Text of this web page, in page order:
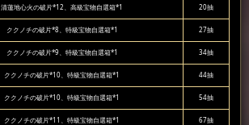
清蓮地心火の破片*12、高級宝物自選箱*1 20抽
ククノチの破片*8、特級宝物自選箱*1 27抽
ククノチの破片*9、特級宝物自選箱*1 34抽
ククノチの破片*10、特級宝物自選箱*1 44抽
ククノチの破片*10、特級宝物自選箱*1 54抽
ククノチの破片*11、特級宝物自選箱*1 67抽